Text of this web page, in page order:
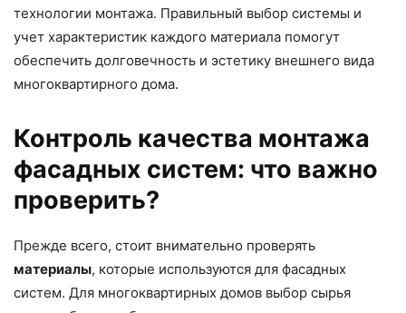
технологии монтажа. Правильный выбор системы и
учет характеристик каждого материала помогут
обеспечить долговечность и эстетику внешнего вида
многоквартирного дома.
Контроль качества монтажа
фасадных систем: что важно
проверить?
Прежде всего, стоит внимательно проверять
материалы, которые используются для фасадных
систем. Для многоквартирных домов выбор сырья